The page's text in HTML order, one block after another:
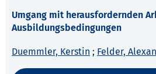
Umgang mit herausfordernden
Ausbildungsbedingungen
Duemmler, Kerstin ; Felder,